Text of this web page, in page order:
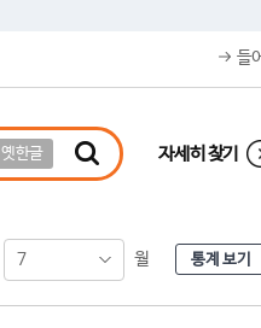
들
옛한글 자세히 찾기
7 월 통계 보기